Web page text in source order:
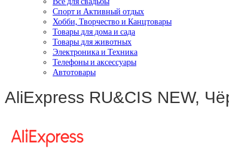
Спорт и Активный отдых
Хобби, Творчество и Канцтовары
Товары для дома и сада
Товары для животных
Электроника и Техника
Телефоны и аксессуары
Автотовары
AliExpress RU&CIS NEW,